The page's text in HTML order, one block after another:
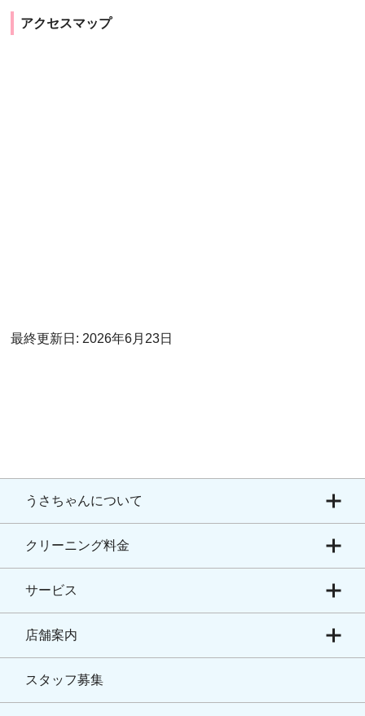
アクセスマップ
最終更新日: 2026年6月23日
うさちゃんについて
クリーニング料金
サービス
店舗案内
スタッフ募集